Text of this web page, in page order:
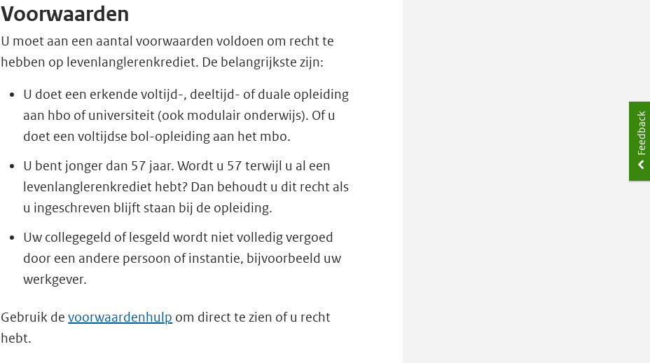
Voorwaarden
U moet aan een aantal voorwaarden voldoen om recht te
hebben op levenlanglerenkrediet. De belangrijkste zijn:
U doet een erkende voltijd-, deeltijd- of duale opleiding
aan hbo of universiteit (ook modulair onderwijs). Of u
doet een voltijdse bol-opleiding aan het mbo.
U bent jonger dan 57 jaar. Wordt u 57 terwijl u al een
levenlanglerenkrediet hebt? Dan behoudt u dit recht als
u ingeschreven blijft staan bij de opleiding.
Uw collegegeld of lesgeld wordt niet volledig vergoed
door een andere persoon of instantie, bijvoorbeeld uw
werkgever.
Gebruik devoorwaardenhulp om direct te zien of u recht
hebt.
Feedback